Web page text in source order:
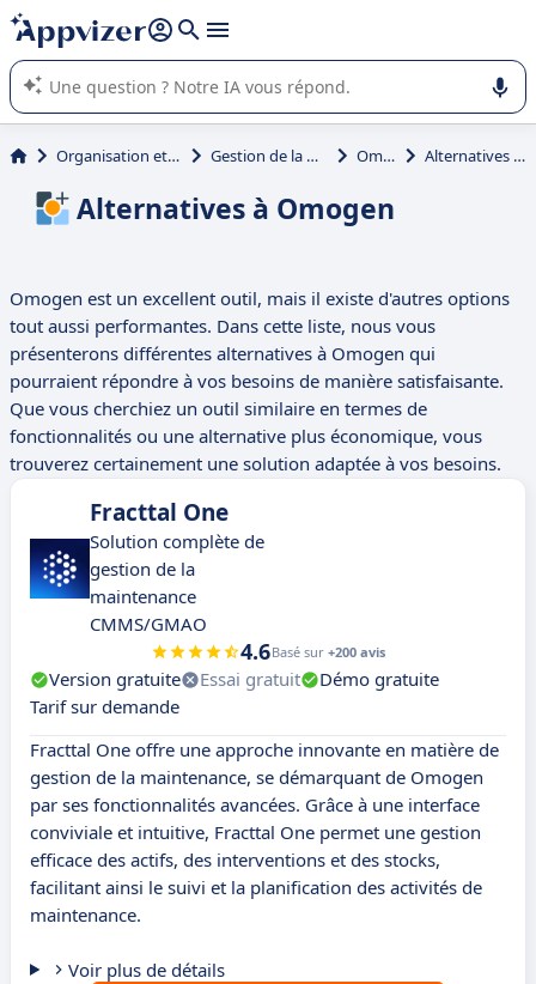
répondre (plusieurs lignes avec
L'IA de Appvizer vous guide dans l'utilisation ou la sélection de
logiciel SaaS en entreprise.
Organisation et planification Gestion de la maintenance Omogen Alternatives à Omogen
Alternatives à Omogen
Omogen est un excellent outil, mais il existe d'autres options
tout aussi performantes. Dans cette liste, nous vous
présenterons différentes alternatives à Omogen qui
pourraient répondre à vos besoins de manière satisfaisante.
Que vous cherchiez un outil similaire en termes de
fonctionnalités ou une alternative plus économique, vous
trouverez certainement une solution adaptée à vos besoins.
Fracttal One
Solution complète de
gestion de la
maintenance
CMMS/GMAO
4.6Basé sur +200 avis
Version gratuite Essai gratuit
Démo gratuite
Tarif sur demande
Fracttal One offre une approche innovante en matière de
gestion de la maintenance, se démarquant de Omogen
par ses fonctionnalités avancées. Grâce à une interface
conviviale et intuitive, Fracttal One permet une gestion
efficace des actifs, des interventions et des stocks,
facilitant ainsi le suivi et la planification des activités de
maintenance.
Voir plus de détails